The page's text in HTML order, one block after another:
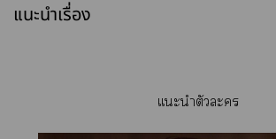
แนะนำเรื่อง
เเะนำตัวะ